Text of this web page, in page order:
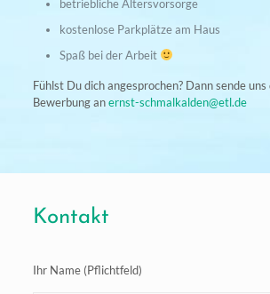
betriebliche Altersvorsorge
kostenlose Parkplätze am Haus
Spaß bei der Arbeit
Fühlst Du dich angesprochen? Dann sende
Bewerbung anernst-schmalkalden@etl.de
Kontakt
Ihr Name (Pflichtfeld)